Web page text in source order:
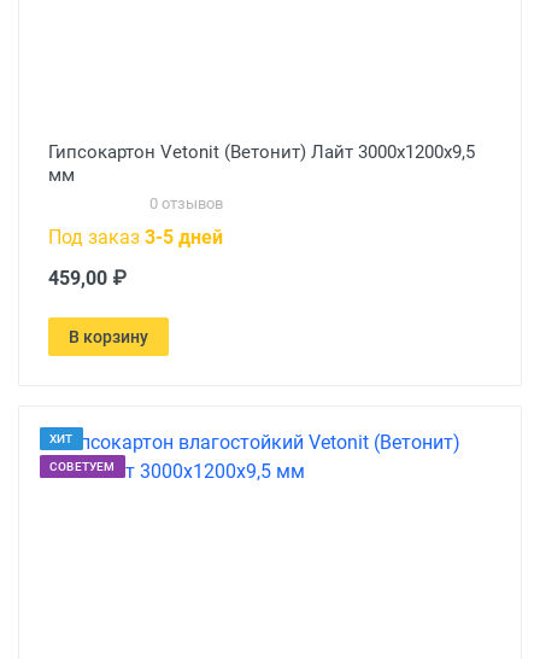
Гипсокартон Vetonit (Ветонит) Лайт 3000х1200х9,5
мм
0 отзывов
Под заказ 3-5 дней
459,00 ₽
В корзину
ХИТ
СОВЕТУЕМ